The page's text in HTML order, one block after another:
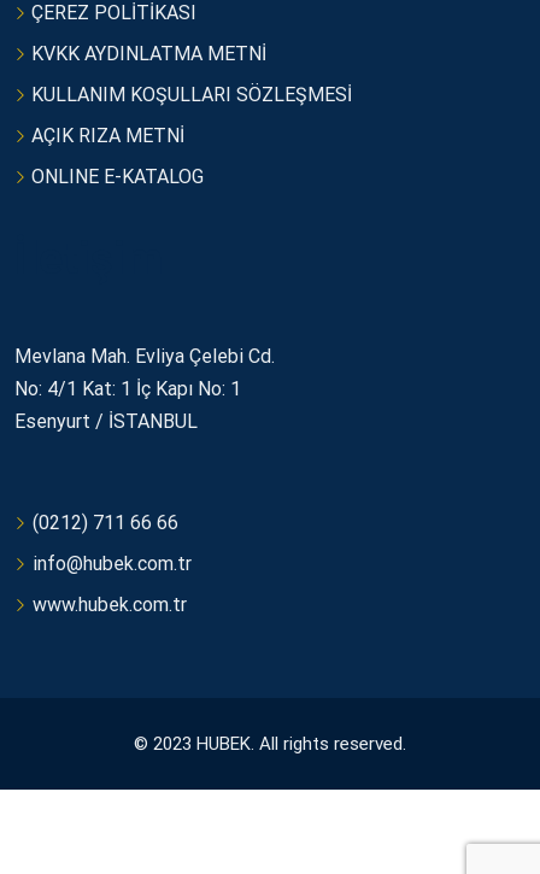
ÇEREZ POLİTİKASI
KVKK AYDINLATMA METNİ
KULLANIM KOŞULLARI SÖZLEŞMESİ
AÇIK RIZA METNİ
ONLINE E-KATALOG
Mevlana Mah. Evliya Çelebi Cd.
No: 4/1 Kat: 1 İç Kapı No: 1
Esenyurt / İSTANBUL
(0212) 711 66 66
info@hubek.com.tr
www.hubek.com.tr
© 2023 HUBEK. All rights reserved.